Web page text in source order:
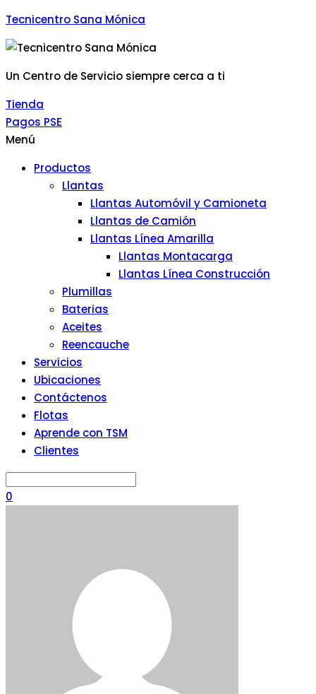
Tecnicentro Sana Mónica
Un Centro de Servicio siempre cerca a ti
Tienda
Pagos PSE
Menú
Productos
Llantas
Llantas Automóvil y Camioneta
Llantas de Camión
Llantas Línea Amarilla
Llantas Montacarga
Llantas Línea Construcción
Plumillas
Baterias
Aceites
Reencauche
Servicios
Ubicaciones
Contáctenos
Flotas
Aprende con TSM
Clientes
0